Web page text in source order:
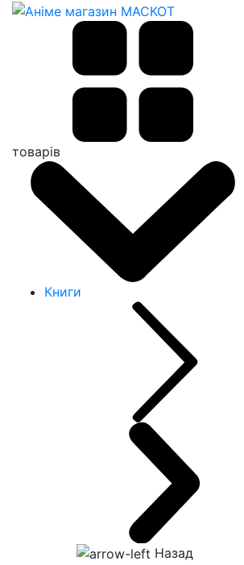
товарів
Книги
Назад